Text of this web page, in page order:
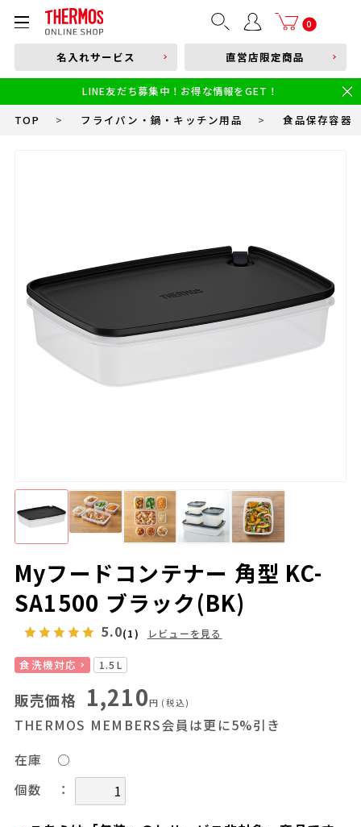
0
部品購入はこちら
本体品番やキーワードを入力
食洗機対応 新製品
幼児・園児向け水筒
小学生 低・中学年向け水筒
小学生 中・高学年向け水筒
名入れサービス 直営店限定商品
LINE友だち募集中！お得な情報をGET！
TOP > フライパン・鍋・キッチン用品 > 食品保存容器
Myフードコンテナー 角型 KC-
SA1500 ブラック(BK)
5.0(1) レビューを見る
食洗機対応 1.5L
販売価格 1,210円 (税込)
THERMOS MEMBERS会員は更に5%引き
在庫
○
個数
：